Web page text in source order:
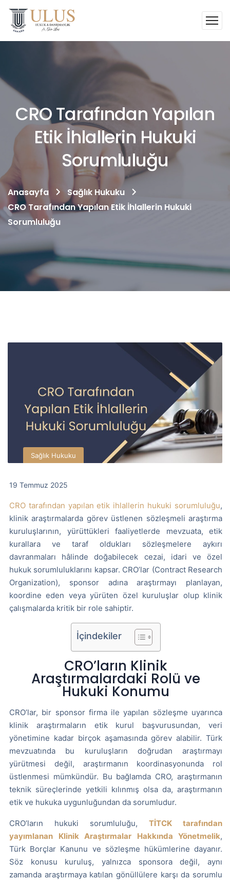
CRO Tarafından Yapılan
Etik İhlallerin Hukuki
Sorumluluğu
Anasayfa
Sağlık Hukuku
CRO Tarafından Yapılan Etik İhlallerin Hukuki
Sorumluluğu
Sağlık Hukuku
19 Temmuz 2025
CRO tarafından yapılan etik ihlallerin hukuki sorumluluğu,
klinik araştırmalarda görev üstlenen sözleşmeli araştırma
kuruluşlarının, yürüttükleri faaliyetlerde mevzuata, etik
kurallara ve taraf oldukları sözleşmelere aykırı
davranmaları hâlinde doğabilecek cezai, idari ve özel
hukuk sorumluluklarını kapsar. CRO’lar (Contract Research
Organization), sponsor adına araştırmayı planlayan,
koordine eden veya yürüten özel kuruluşlar olup klinik
çalışmalarda kritik bir role sahiptir.
İçindekiler
CRO’ların Klinik
Araştırmalardaki Rolü ve
Hukuki Konumu
CRO’lar, bir sponsor firma ile yapılan sözleşme uyarınca
klinik araştırmaların etik kurul başvurusundan, veri
yönetimine kadar birçok aşamasında görev alabilir. Türk
mevzuatında bu kuruluşların doğrudan araştırmayı
yürütmesi değil, araştırmanın koordinasyonunda rol
üstlenmesi mümkündür. Bu bağlamda CRO, araştırmanın
teknik süreçlerinde yetkili kılınmış olsa da, araştırmanın
etik ve hukuka uygunluğundan da sorumludur.
CRO’ların hukuki sorumluluğu, TİTCK tarafından
yayımlanan Klinik Araştırmalar Hakkında Yönetmelik,
Türk Borçlar Kanunu ve sözleşme hükümlerine dayanır.
Söz konusu kuruluş, yalnızca sponsora değil, aynı
zamanda araştırmaya katılan gönüllülere karşı da sorumlu